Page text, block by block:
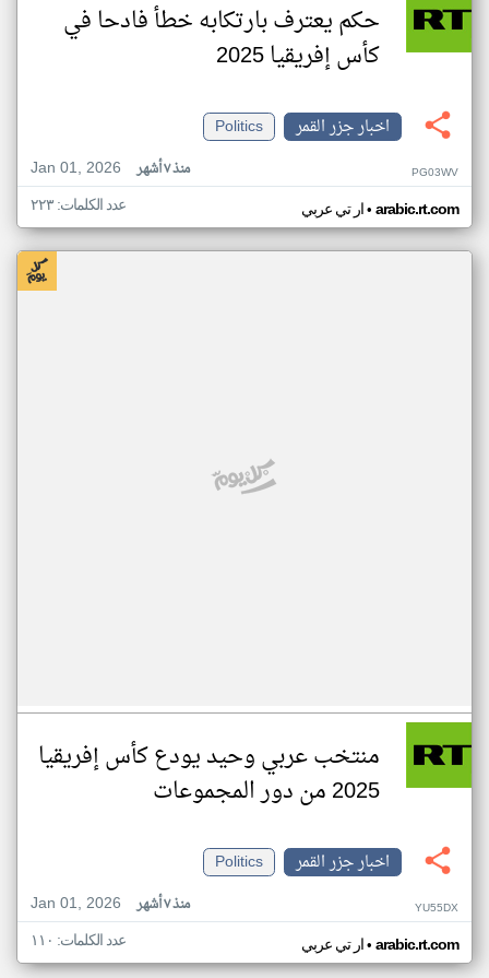
حكم يعترف بارتكابه خطأ فادحا في
كأس إفريقيا 2025
اخبار جزر القمر
Politics
Jan 01, 2026
منذ ٧ أشهر PG03WV
ار تي عربي• arabic.rt.com عدد الكلمات: ٢٢٣
منتخب عربي وحيد يودع كأس إفريقيا
2025 من دور المجموعات
اخبار جزر القمر
Politics
Jan 01, 2026
منذ ٧ أشهر YU55DX
ار تي عربي• arabic.rt.com عدد الكلمات: ١١٠